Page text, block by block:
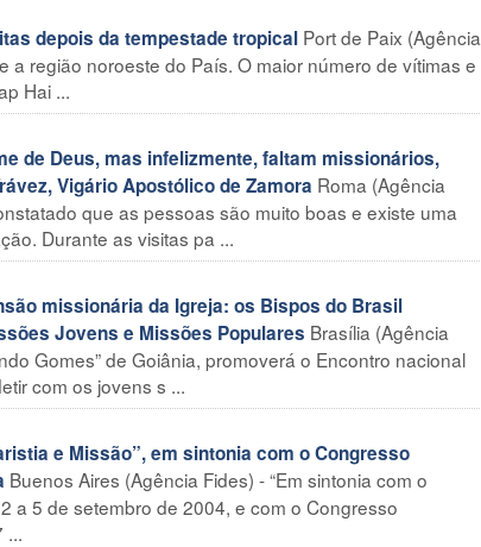
depois da tempestade tropical Port de Paix (Agência
a região noroeste do País. O maior número de vítimas e
Hai ...
de Deus, mas infelizmente, faltam missionários,
Vigário Apostólico de Zamora Roma (Agência
que as pessoas são muito boas e existe uma
Durante as visitas pa ...
missionária da Igreja: os Bispos do Brasil
Jovens e Missões Populares Brasília (Agência
Gomes” de Goiânia, promoverá o Encontro nacional
com os jovens s ...
e Missão”, em sintonia com o Congresso
Buenos Aires (Agência Fides) - “Em sintonia com o
a 5 de setembro de 2004, e com o Congresso
...